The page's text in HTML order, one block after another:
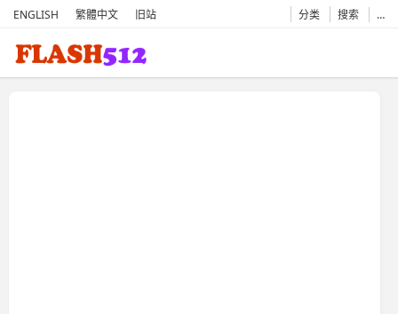
ENGLISH 繁體中文 旧站 分类 搜索 …